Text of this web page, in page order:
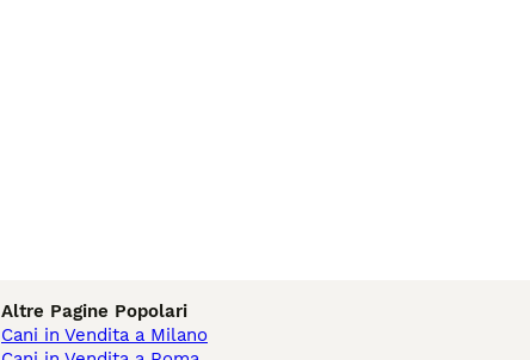
Altre Pagine Popolari
Cani in Vendita a Milano